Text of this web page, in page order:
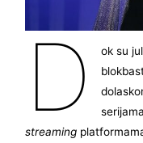
D
ok su
streaming